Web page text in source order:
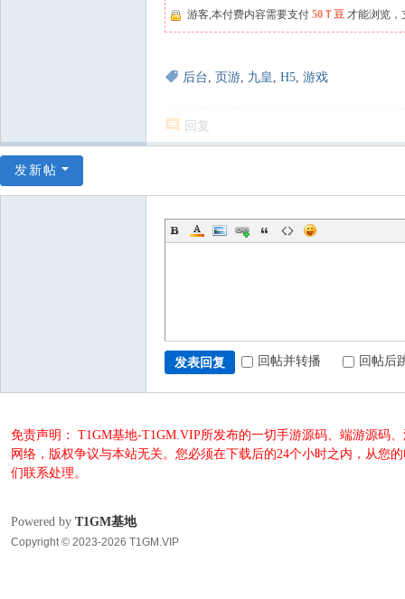
游客,本付费内容需要支付 50Ｔ豆 才能浏览，
后台, 页游, 九皇 , H5, 游戏
回复
发新帖
发表回复 回帖并转播 回帖后
免责声明： T1GM基地-T1GM.VIP所发布的一切手游源码、端游源码
网络，版权争议与本站无关。您必须在下载后的24个小时之内，从您
们联系处理。
Powered by T1GM基地
Copyright © 2023-2026 T1GM.VIP